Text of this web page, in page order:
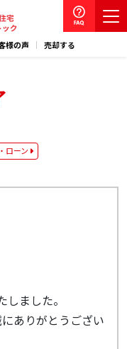
様の声 売却する
ローン
ました。
ありがとうござい